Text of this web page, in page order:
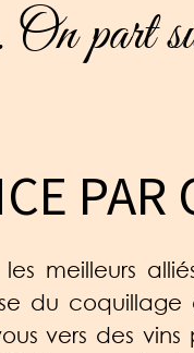
On part
PAR
meilleurs
du
vers des